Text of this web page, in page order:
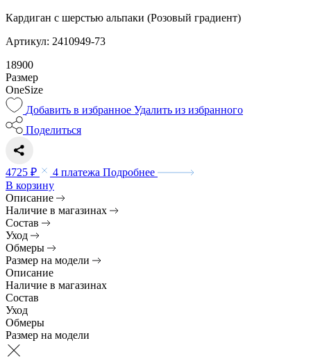
Кардиган с шерстью альпаки (Розовый градиент)
Артикул: 2410949-73
18900
Размер
OneSize
Добавить в избранное Удалить из избранного
Поделиться
4725 ₽ 4 платежа Подробнее
В корзину
Описание
Наличие в магазинах
Состав
Уход
Обмеры
Размер на модели
Описание
Наличие в магазинах
Состав
Уход
Обмеры
Размер на модели